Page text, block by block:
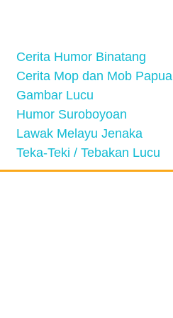
Cerita Humor Binatang
Cerita Mop dan Mob Papua
Gambar Lucu
Humor Suroboyoan
Lawak Melayu Jenaka
Teka-Teki / Tebakan Lucu